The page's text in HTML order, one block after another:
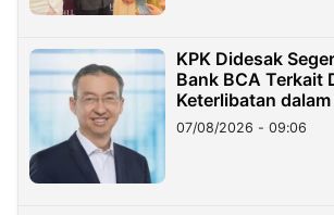
KPK Didesak
Bank BCA Terkait
Keterlibatan
Hilangnya Dana
Miliar
07/08/2026 - 09:06